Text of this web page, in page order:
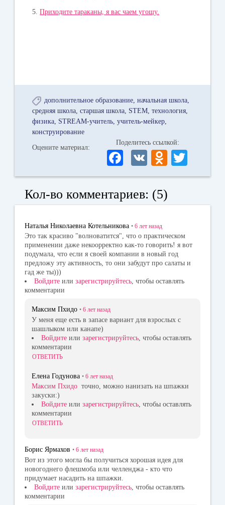
5.Приходите тараканы, я вас чаем угощу.
дополнительное образование начальная школа
средняя школа старшая школа STEM технология
физика STREAM-учитель учитель-мейкер
конструирование
Оцените материал:
Поделитесь ссылкой:
Fa
ce
bo
ok
V
K
O
dn
la
ni
ki
wi
r
Кол-во комментариев: (5)
Наталья Николаевна Котельникова • 6 лет назад
Это так красиво "волноватится", что о практическом
применении даже некоорректно как-то говорить! я вот
подумала, что если я своей компании в новый год
предложу эту активность, то они забудут про салаты и
гад же ты)))
Войдите или зарегистрируйтесь, чтобы оставлять
комментарии
Максим Пхидо • 6 лет назад
У меня еще есть в запасе вариант для взрослых с
шашлыком или канапе)
Войдите или зарегистрируйтесь , чтобы оставлять
комментарии
ОТВЕТИТЬ
Елена Годунова • 6 лет назад
Максим Пхидо точно, можно нанизать на шпажки
закуски:)
Войдите или зарегистрируйтесь, чтобы оставлять
комментарии
ОТВЕТИТЬ
Борис Ярмахов • 6 лет назад
Вот из этого могла бы получиться хорошая идея для
новогоднего флешмоба или челленджа - кто что
придумает насадить на шпажки.
Войдите или зарегистрируйтесь , чтобы оставлять
комментарии